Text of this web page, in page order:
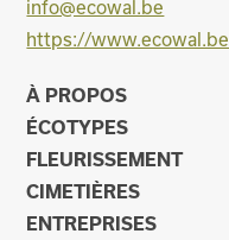
info@ecowal.be
https://www.ecowal.be
À PROPOS
ÉCOTYPES
FLEURISSEMENT
CIMETIÈRES
ENTREPRISES